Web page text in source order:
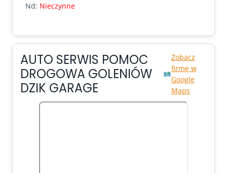
Nd: Nieczynne
AUTO SERWIS POMOC
DROGOWA GOLENIÓW
DZIK GARAGE
Zobacz
firmę w
Google
Maps